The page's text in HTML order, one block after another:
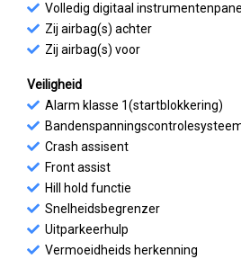
Volledig digitaal
Zij airbag(s) achter
Zij airbag(s) voor
Veiligheid
Alarm klasse 1(startblokkering)
Crash assisent
Front assist
Hill hold functie
Snelheidsbegrenzer
Uitparkeerhulp
Vermoeidheids herkenning